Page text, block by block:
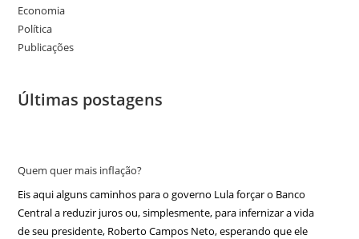
Economia
Política
Publicações
Últimas postagens
Quem quer mais inflação?
Eis aqui alguns caminhos para o governo Lula forçar o Banco
Central a reduzir juros ou, simplesmente, para infernizar a vida
de seu presidente, Roberto Campos Neto, esperando que ele